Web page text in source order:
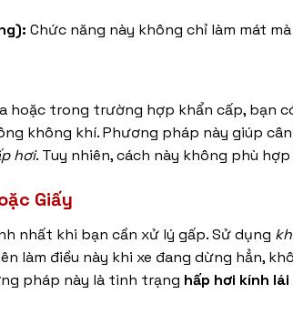
Chức năng này không chỉ làm mát
hoặc trong trường hợp khẩn cấp, bạn
không khí. Phương pháp này giúp
hơi. Tuy nhiên, cách này không phù
Giấy
nhất khi bạn cần xử lý gấp. Sử dụng
làm điều này khi xe đang dừng hẳn,
pháp này là tình trạng hấp hơi kính lái